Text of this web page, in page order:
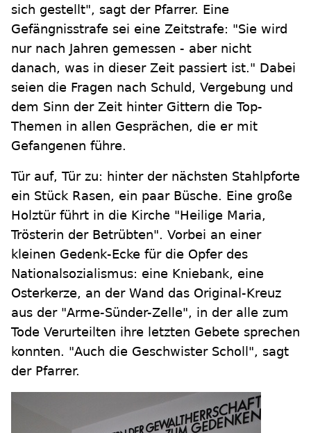
sich gestellt", sagt der Pfarrer. Eine
Gefängnisstrafe sei eine Zeitstrafe: "Sie wird
nur nach Jahren gemessen - aber nicht
danach, was in dieser Zeit passiert ist." Dabei
seien die Fragen nach Schuld, Vergebung und
dem Sinn der Zeit hinter Gittern die Top-
Themen in allen Gesprächen, die er mit
Gefangenen führe.
Tür auf, Tür zu: hinter der nächsten Stahlpforte
ein Stück Rasen, ein paar Büsche. Eine große
Holztür führt in die Kirche "Heilige Maria,
Trösterin der Betrübten". Vorbei an einer
kleinen Gedenk-Ecke für die Opfer des
Nationalsozialismus: eine Kniebank, eine
Osterkerze, an der Wand das Original-Kreuz
aus der "Arme-Sünder-Zelle", in der alle zum
Tode Verurteilten ihre letzten Gebete sprechen
konnten. "Auch die Geschwister Scholl", sagt
der Pfarrer.